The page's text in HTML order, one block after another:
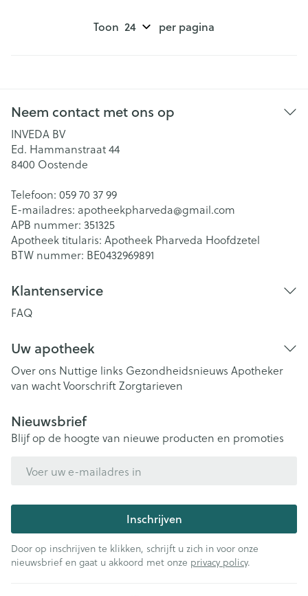
Toon per pagina
Neem contact met ons op
INVEDA BV
Ed. Hammanstraat 44
8400 Oostende
Telefoon: 059 70 37 99
E-mailadres: apotheekpharveda@gmail.com
APB nummer: 351325
Apotheek titularis: Apotheek Pharveda Hoofdzetel
BTW nummer: BE0432969891
Klantenservice
FAQ
Uw apotheek
Over ons Nuttige links Gezondheidsnieuws Apotheker
van wachtVoorschriftZorgtarieven
Nieuwsbrief
Blijf op de hoogte van nieuwe producten en promoties
Inschrijven
Door op inschrijven te klikken, schrijft u zich in voor onze
nieuwsbrief en gaat u akkoord met onze privacy policy.